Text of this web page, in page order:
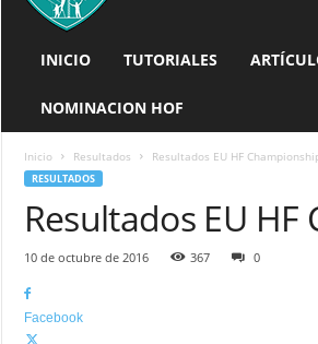
INICIO TUTORIALES
NOMINACION HOF
Inicio Resultados Resultados EU HF
RESULTADOS
Resultados EU
10 de octubre de 2016 367 0
Facebook